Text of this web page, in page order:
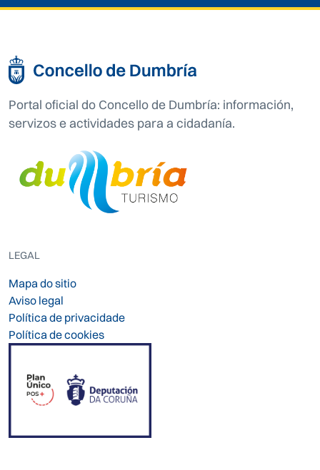
Portal oficial do Concello de Dumbría: información,
servizos e actividades para a cidadanía.
LEGAL
Mapa do sitio
Aviso legal
Política de privacidade
Política de cookies